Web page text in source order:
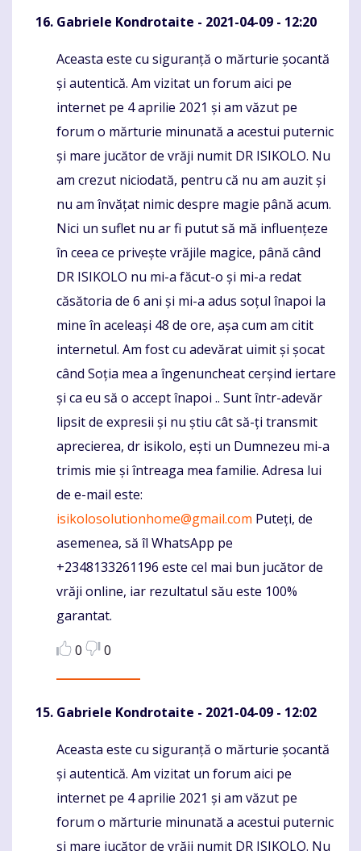
Gabriele Kondrotaite - 2021-04-09 - 12:20
Komentaras
Aceasta este cu siguranță o mărturie șocantă
și autentică. Am vizitat un forum aici pe
internet pe 4 aprilie 2021 și am văzut pe
forum o mărturie minunată a acestui puternic
și mare jucător de vrăji numit DR ISIKOLO. Nu
am crezut niciodată, pentru că nu am auzit și
nu am învățat nimic despre magie până acum.
Nici un suflet nu ar fi putut să mă influențeze
în ceea ce privește vrăjile magice, până când
DR ISIKOLO nu mi-a făcut-o și mi-a redat
căsătoria de 6 ani și mi-a adus soțul înapoi la
mine în aceleași 48 de ore, așa cum am citit
internetul. Am fost cu adevărat uimit și șocat
când Soția mea a îngenuncheat cerșind iertare
și ca eu să o accept înapoi .. Sunt într-adevăr
lipsit de expresii și nu știu cât să-ți transmit
aprecierea, dr isikolo, ești un Dumnezeu mi-a
trimis mie și întreaga mea familie. Adresa lui
de e-mail este:
isikolosolutionhome@gmail.com Puteți, de
asemenea, să îl WhatsApp pe
+2348133261196 este cel mai bun jucător de
vrăji online, iar rezultatul său este 100%
garantat.
0
0
Gabriele Kondrotaite - 2021-04-09 - 12:02
Komentaras
Aceasta este cu siguranță o mărturie șocantă
și autentică. Am vizitat un forum aici pe
internet pe 4 aprilie 2021 și am văzut pe
forum o mărturie minunată a acestui puternic
și mare jucător de vrăji numit DR ISIKOLO. Nu